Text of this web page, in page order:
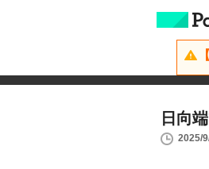
日向
2025/